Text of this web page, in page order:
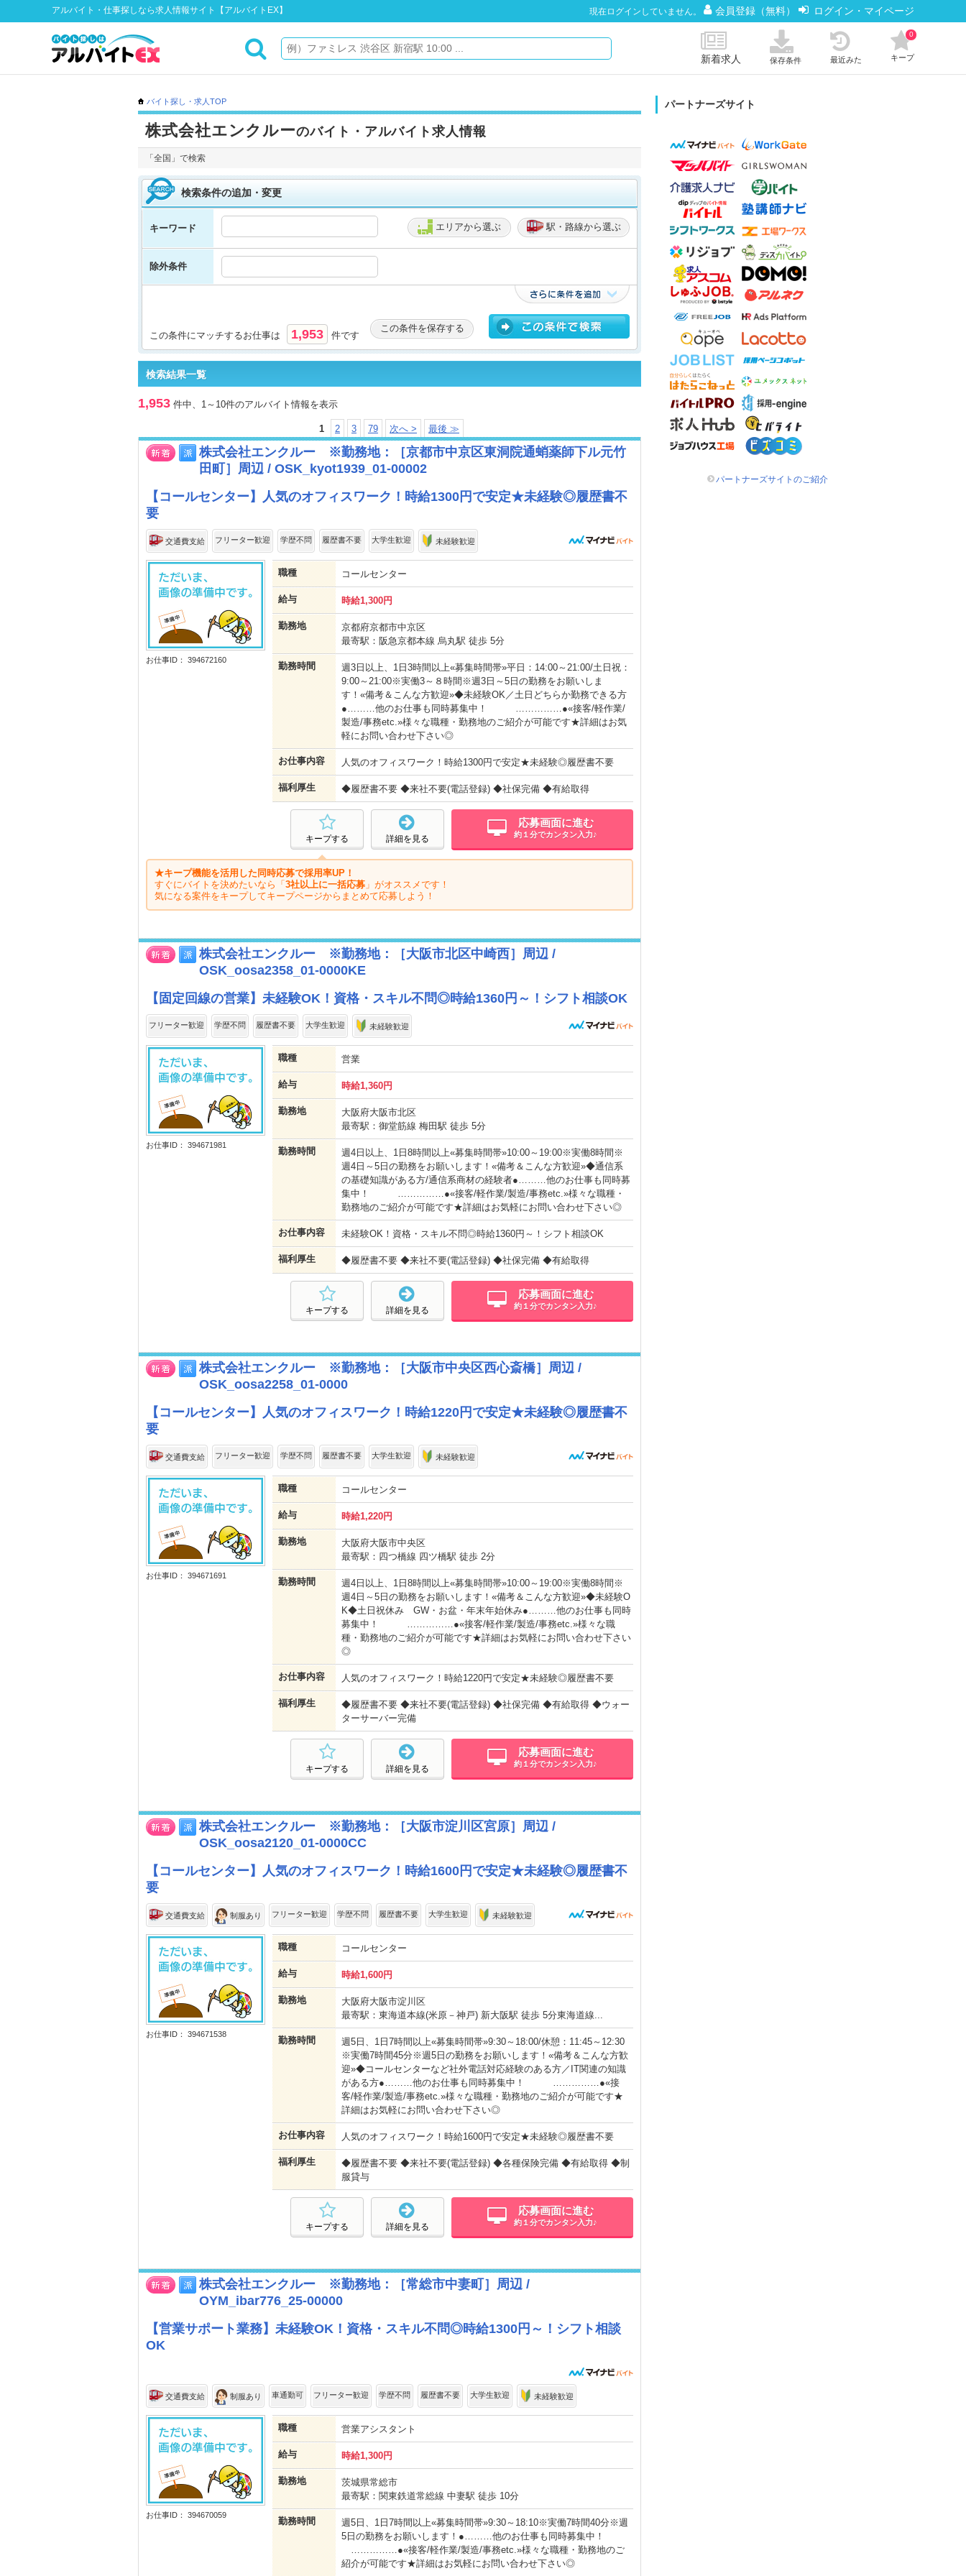
アルバイト・仕事探しなら求人情報サイト【アルバイトEX】 現在ログインしていません。 会員登録（無料） ログイン・マイページ
新着求人 保存条件 最近みた キープ
0
バイト探し・求人TOP
株式会社エンクルーのバイト・アルバイト求人情報
「全国」で検索
検索条件の追加・変更
キーワード エリアから選ぶ 駅・路線から選ぶ
除外条件
この条件にマッチするお仕事は 1,953 件です
この条件を保存する
検索結果一覧
1,953 件中、1～10件のアルバイト情報を表示
1 2 3 79 次へ > 最後 ≫
株式会社エンクルー ※勤務地：［京都市中京区東洞院通蛸薬師下ル元竹
田町］周辺 / OSK_kyot1939_01-00002
【コールセンター】人気のオフィスワーク！時給1300円で安定★未経験◎履歴書不
要
交通費支給 フリーター歓迎 学歴不問 履歴書不要 大学生歓迎 未経験歓迎
お仕事ID： 394672160
職種 コールセンター
給与 時給1,300円
勤務地
京都府京都市中京区
最寄駅：阪急京都本線 烏丸駅 徒歩 5分
勤務時間
週3日以上、1日3時間以上«募集時間帯»平日：14:00～21:00/土日祝：
9:00～21:00※実働3～８時間※週3日～5日の勤務をお願いしま
す！«備考＆こんな方歓迎»◆未経験OK／土日どちらか勤務できる方
●………他のお仕事も同時募集中！ ……………●«接客/軽作業/
製造/事務etc.»様々な職種・勤務地のご紹介が可能です★詳細はお気
軽にお問い合わせ下さい◎
お仕事内容 人気のオフィスワーク！時給1300円で安定★未経験◎履歴書不要
福利厚生 ◆履歴書不要 ◆来社不要(電話登録) ◆社保完備 ◆有給取得
応募画面に進む
約１分でカンタン入力♪
詳細を見る
キープする
★キープ機能を活用した同時応募で採用率UP！
すぐにバイトを決めたいなら「 3社以上に一括応募 」がオススメです！
気になる案件をキープしてキープページからまとめて応募しよう！
株式会社エンクルー ※勤務地：［大阪市北区中崎西］周辺 /
OSK_oosa2358_01-0000KE
【固定回線の営業】未経験OK！資格・スキル不問◎時給1360円～！シフト相談OK
フリーター歓迎 学歴不問 履歴書不要 大学生歓迎 未経験歓迎
お仕事ID： 394671981
職種 営業
給与 時給1,360円
勤務地
大阪府大阪市北区
最寄駅：御堂筋線 梅田駅 徒歩 5分
勤務時間
週4日以上、1日8時間以上«募集時間帯»10:00～19:00※実働8時間※
週4日～5日の勤務をお願いします！«備考＆こんな方歓迎»◆通信系
の基礎知識がある方/通信系商材の経験者●………他のお仕事も同時募
集中！ ……………●«接客/軽作業/製造/事務etc.»様々な職種・
勤務地のご紹介が可能です★詳細はお気軽にお問い合わせ下さい◎
お仕事内容 未経験OK！資格・スキル不問◎時給1360円～！シフト相談OK
福利厚生 ◆履歴書不要 ◆来社不要(電話登録) ◆社保完備 ◆有給取得
応募画面に進む
約１分でカンタン入力♪
詳細を見る
キープする
株式会社エンクルー ※勤務地：［大阪市中央区西心斎橋］周辺 /
OSK_oosa2258_01-0000
【コールセンター】人気のオフィスワーク！時給1220円で安定★未経験◎履歴書不
要
交通費支給 フリーター歓迎 学歴不問 履歴書不要 大学生歓迎 未経験歓迎
お仕事ID： 394671691
職種 コールセンター
給与 時給1,220円
勤務地
大阪府大阪市中央区
最寄駅：四つ橋線 四ツ橋駅 徒歩 2分
勤務時間
週4日以上、1日8時間以上«募集時間帯»10:00～19:00※実働8時間※
週4日～5日の勤務をお願いします！«備考＆こんな方歓迎»◆未経験O
K◆土日祝休み GW・お盆・年末年始休み●………他のお仕事も同時
募集中！ ……………●«接客/軽作業/製造/事務etc.»様々な職
種・勤務地のご紹介が可能です★詳細はお気軽にお問い合わせ下さい
◎
お仕事内容 人気のオフィスワーク！時給1220円で安定★未経験◎履歴書不要
福利厚生
◆履歴書不要 ◆来社不要(電話登録) ◆社保完備 ◆有給取得 ◆ウォー
ターサーバー完備
応募画面に進む
約１分でカンタン入力♪
詳細を見る
キープする
株式会社エンクルー ※勤務地：［大阪市淀川区宮原］周辺 /
OSK_oosa2120_01-0000CC
【コールセンター】人気のオフィスワーク！時給1600円で安定★未経験◎履歴書不
要
交通費支給 制服あり フリーター歓迎 学歴不問 履歴書不要 大学生歓迎 未経験歓迎
お仕事ID： 394671538
職種 コールセンター
給与 時給1,600円
勤務地
大阪府大阪市淀川区
最寄駅：東海道本線(米原－神戸) 新大阪駅 徒歩 5分東海道線...
勤務時間
週5日、1日7時間以上«募集時間帯»9:30～18:00/休憩：11:45～12:30
※実働7時間45分※週5日の勤務をお願いします！«備考＆こんな方歓
迎»◆コールセンターなど社外電話対応経験のある方／IT関連の知識
がある方●………他のお仕事も同時募集中！ ……………●«接
客/軽作業/製造/事務etc.»様々な職種・勤務地のご紹介が可能です★
詳細はお気軽にお問い合わせ下さい◎
お仕事内容 人気のオフィスワーク！時給1600円で安定★未経験◎履歴書不要
福利厚生
◆履歴書不要 ◆来社不要(電話登録) ◆各種保険完備 ◆有給取得 ◆制
服貸与
応募画面に進む
約１分でカンタン入力♪
詳細を見る
キープする
株式会社エンクルー ※勤務地：［常総市中妻町］周辺 /
OYM_ibar776_25-00000
【営業サポート業務】未経験OK！資格・スキル不問◎時給1300円～！シフト相談
OK
交通費支給 制服あり 車通勤可 フリーター歓迎 学歴不問 履歴書不要 大学生歓迎 未経験歓迎
お仕事ID： 394670059
職種 営業アシスタント
給与 時給1,300円
勤務地
茨城県常総市
最寄駅：関東鉄道常総線 中妻駅 徒歩 10分
勤務時間
週5日、1日7時間以上«募集時間帯»9:30～18:10※実働7時間40分※週
5日の勤務をお願いします！●………他のお仕事も同時募集中！
……………●«接客/軽作業/製造/事務etc.»様々な職種・勤務地のご
紹介が可能です★詳細はお気軽にお問い合わせ下さい◎
パートナーズサイト
パートナーズサイトのご紹介